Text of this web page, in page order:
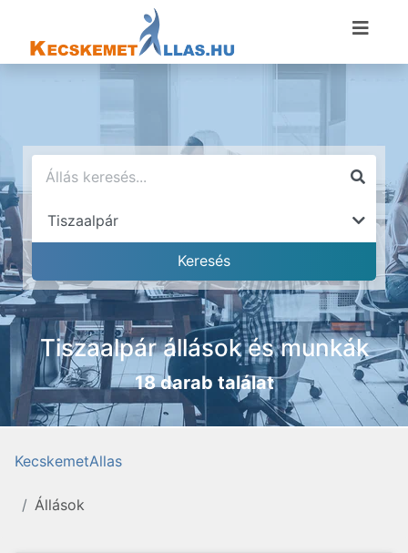
Tiszaalpár állások és munkák
18 darab találat
KecskemetAllas
Állások